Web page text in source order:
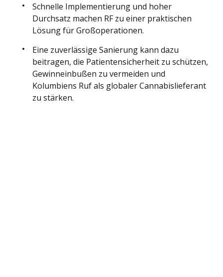
Schnelle Implementierung und hoher
Durchsatz machen RF zu einer praktischen
Lösung für Großoperationen.
Eine zuverlässige Sanierung kann dazu
beitragen, die Patientensicherheit zu schützen,
Gewinneinbußen zu vermeiden und
Kolumbiens Ruf als globaler Cannabislieferant
zu stärken.